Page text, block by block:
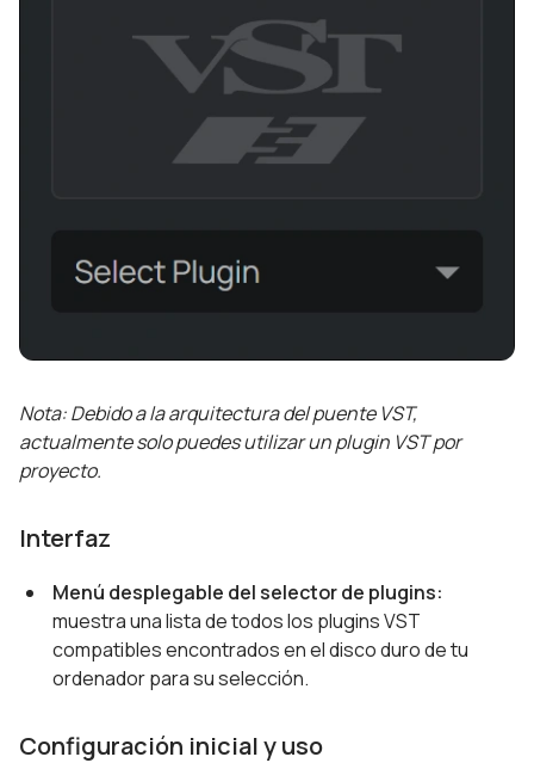
Nota: Debido a la arquitectura del puente VST,
actualmente solo puedes utilizar un plugin VST por
proyecto.
Interfaz
Menú desplegable del selector de plugins:
muestra una lista de todos los plugins VST
compatibles encontrados en el disco duro de tu
ordenador para su selección.
Configuración inicial y uso